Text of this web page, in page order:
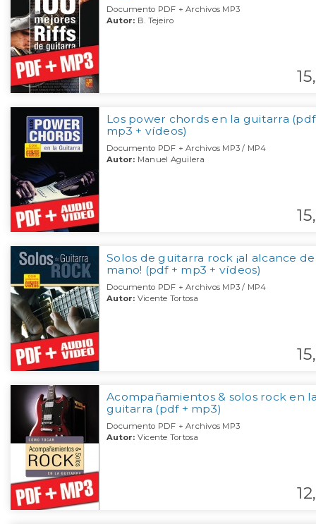
Documento PDF + Archivos MP3
Autor: B. Tejeiro
15,
Los power chords en la guitarra (pdf
mp3 + vídeos)
Documento PDF + Archivos MP3 / MP4
Autor: Manuel Aguilera
15,
Solos de guitarra rock ¡al alcance
mano! (pdf + mp3 + vídeos)
Documento PDF + Archivos MP3 / MP4
Autor: Vicente Tortosa
15,
Acompañamientos & solos rock en
guitarra (pdf + mp3)
Documento PDF + Archivos MP3
Autor: Vicente Tortosa
12,